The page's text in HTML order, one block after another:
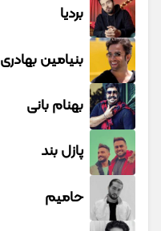
بردیا
بنیامین بهادری
بهنام بانی
پازل بند
حامیم